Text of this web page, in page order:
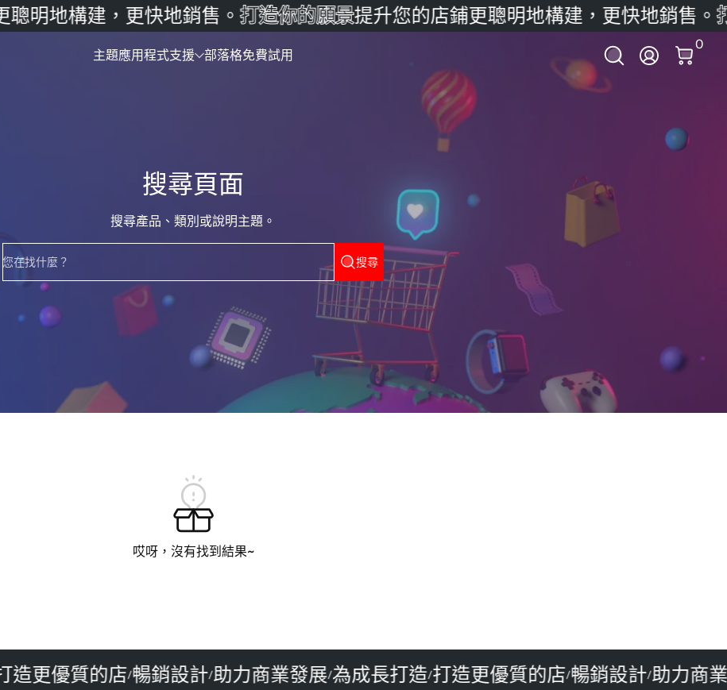
明地構建，更快地銷售。打造你的願景提升您的店鋪更聰明地構建，更快地銷售。
主題應用程式支援 部落格免費試用 登錄
0
0 項
搜尋頁面
搜尋產品、類別或說明主題。
您在找什麼？ 搜尋
哎呀，沒有找到結果~
/ 打造更優質的店/暢銷設計/助力商業發展/為成長打造/ 打造更優質的店/暢銷設計/助力商